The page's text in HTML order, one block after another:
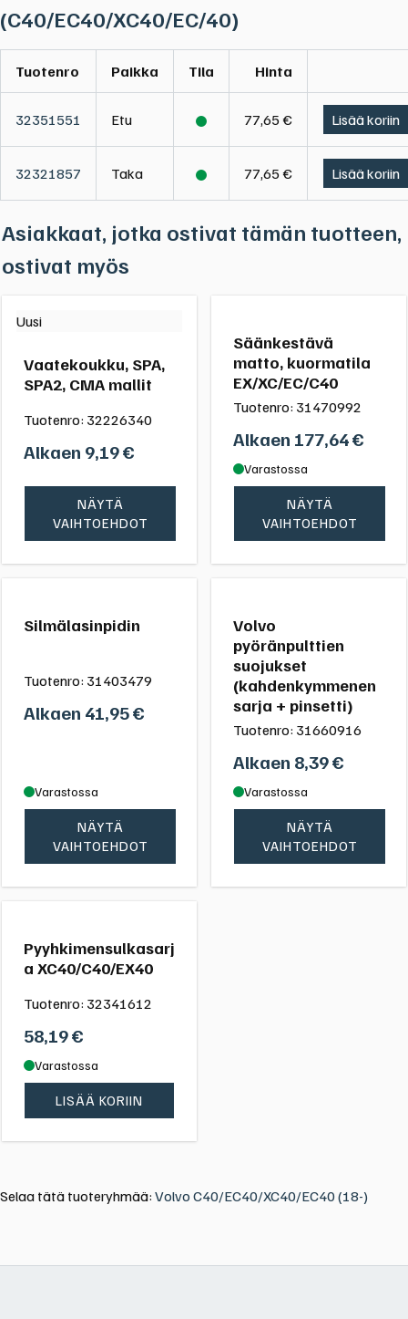
(C40/EC40/XC40/EC/40)
Tuotenro Paikka Tila Hinta
32351551 Etu 77,65 € Lisää koriin
32321857 Taka 77,65 € Lisää koriin
Asiakkaat, jotka ostivat tämän tuotteen,
ostivat myös
Uusi
Vaatekoukku, SPA,
SPA2, CMA mallit
Tuotenro: 32226340
Alkaen 9,19€
NÄYTÄ
VAIHTOEHDOT
Säänkestävä
matto, kuormatila
EX/XC/EC/C40
Tuotenro: 31470992
Alkaen 177,64€
Varastossa
NÄYTÄ
VAIHTOEHDOT
Silmälasinpidin
Tuotenro: 31403479
Alkaen 41,95€
Varastossa
NÄYTÄ
VAIHTOEHDOT
Volvo
pyöränpulttien
suojukset
(kahdenkymmenen
sarja + pinsetti)
Tuotenro: 31660916
Alkaen 8,39€
Varastossa
NÄYTÄ
VAIHTOEHDOT
Pyyhkimensulkasarj
a XC40/C40/EX40
Tuotenro: 32341612
58,19€
Varastossa
LISÄÄ KORIIN
Selaa tätä tuoteryhmää: Volvo C40/EC40/XC40/EC40 (18-)